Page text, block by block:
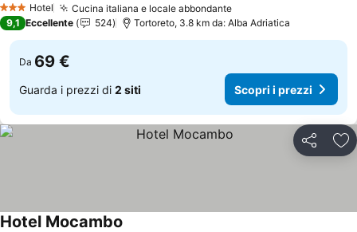
3 StelleHotel Cucina italiana e locale abbondante
9,1 Eccellente 524 Tortoreto, 3.8 km da: Alba Adriatica
Da 69 €
Guarda i prezzi di 2 siti Scopri i prezzi
Condividi
Hotel Mocambo